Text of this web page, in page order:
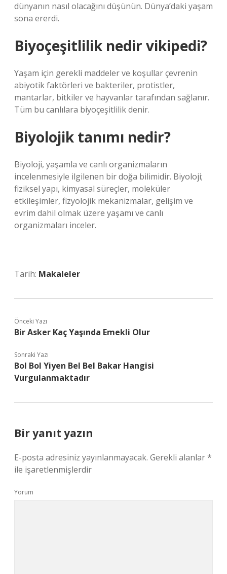
dünyanın nasıl olacağını düşünün. Dünya’daki yaşam
sona ererdi.
Biyoçeşitlilik nedir vikipedi?
Yaşam için gerekli maddeler ve koşullar çevrenin
abiyotik faktörleri ve bakteriler, protistler,
mantarlar, bitkiler ve hayvanlar tarafından sağlanır.
Tüm bu canlılara biyoçeşitlilik denir.
Biyolojik tanımı nedir?
Biyoloji, yaşamla ve canlı organizmaların
incelenmesiyle ilgilenen bir doğa bilimidir. Biyoloji;
fiziksel yapı, kimyasal süreçler, moleküler
etkileşimler, fizyolojik mekanizmalar, gelişim ve
evrim dahil olmak üzere yaşamı ve canlı
organizmaları inceler.
Tarih: Makaleler
Önceki Yazı
Bir Asker Kaç Yaşında Emekli Olur
Sonraki Yazı
Bol Bol Yiyen Bel Bel Bakar Hangisi
Vurgulanmaktadır
Bir yanıt yazın
E-posta adresiniz yayınlanmayacak. Gerekli alanlar*
ile işaretlenmişlerdir
Yorum